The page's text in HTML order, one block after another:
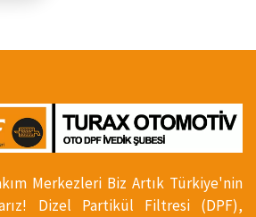
Merkezleri Biz Artık Türkiye'nin
Dizel Partikül Filtresi (DPF),